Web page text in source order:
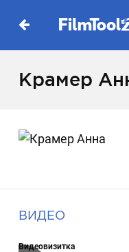
Крамер
ВИДЕО
Видеовизитка